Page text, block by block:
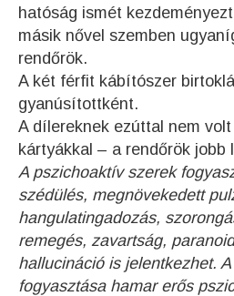
hatóság ismét
másik nővel szemben
rendőrök.
A két férfit kábítószer
gyanúsítottként.
A dílereknek ezúttal nem
kártyákkal – a rendőrök jobb
A pszichoaktív szerek
szédülés, megnövekedett
hangulatingadozás,
remegés, zavartság,
hallucináció is jelentkezhet.
fogyasztása hamar erős